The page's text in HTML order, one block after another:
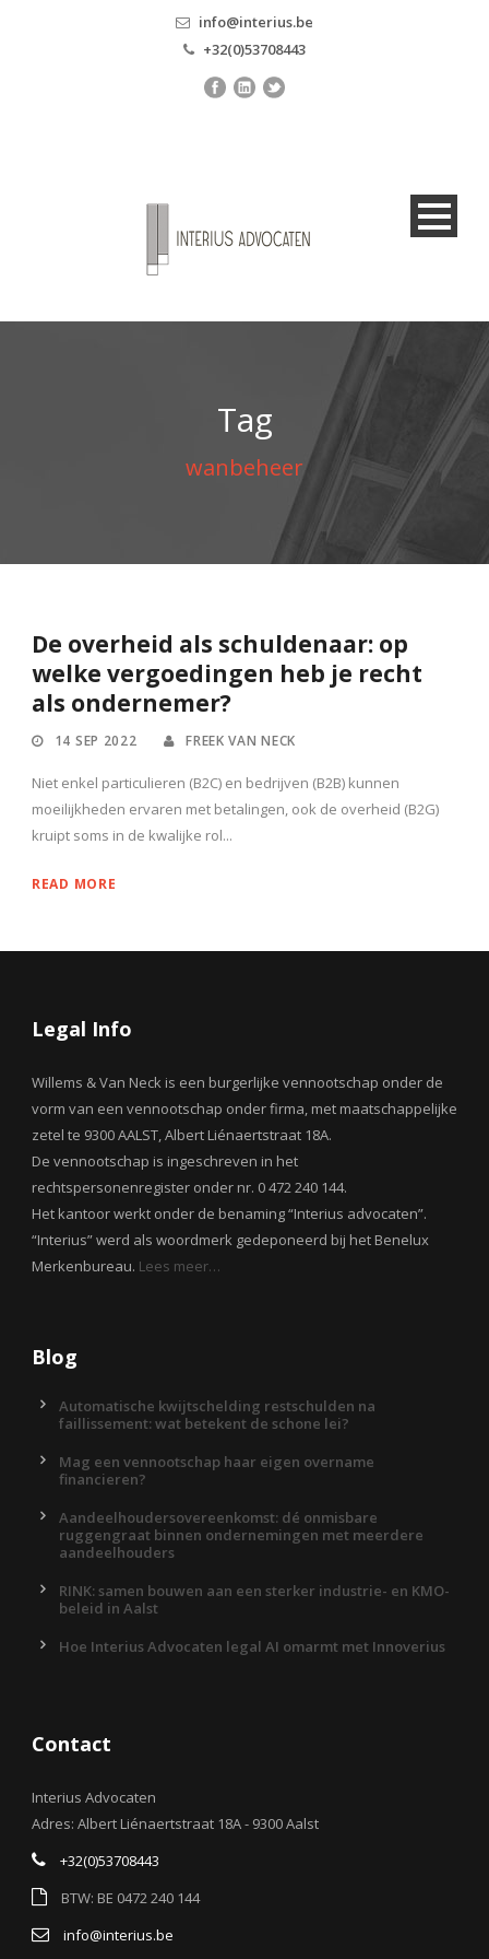
info@interius.be
+32(0)53708443
Tag
wanbeheer
De overheid als schuldenaar: op
welke vergoedingen heb je recht
als ondernemer?
14 SEP 2022 FREEK VAN NECK
Niet enkel particulieren (B2C) en bedrijven (B2B) kunnen
moeilijkheden ervaren met betalingen, ook de overheid (B2G)
kruipt soms in de kwalijke rol...
READ MORE
Legal Info
Willems & Van Neck is een burgerlijke vennootschap onder de
vorm van een vennootschap onder firma, met maatschappelijke
zetel te 9300 AALST, Albert Liénaertstraat 18A.
De vennootschap is ingeschreven in het
rechtspersonenregister onder nr. 0 472 240 144.
Het kantoor werkt onder de benaming “Interius advocaten”.
“Interius” werd als woordmerk gedeponeerd bij het Benelux
Merkenbureau. Lees meer…
Blog
Automatische kwijtschelding restschulden na
faillissement: wat betekent de schone lei?
Mag een vennootschap haar eigen overname
financieren?
Aandeelhoudersovereenkomst: dé onmisbare
ruggengraat binnen ondernemingen met meerdere
aandeelhouders
RINK: samen bouwen aan een sterker industrie- en KMO-
beleid in Aalst
Hoe Interius Advocaten legal AI omarmt met Innoverius
Contact
Interius Advocaten
Adres: Albert Liénaertstraat 18A - 9300 Aalst
+32(0)53708443
BTW: BE 0472 240 144
info@interius.be